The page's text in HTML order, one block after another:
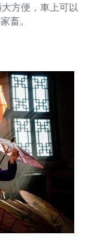
方便，車上可以
畜。